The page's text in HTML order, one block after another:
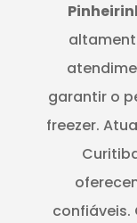
garantir o
freezer.
confiáveis.